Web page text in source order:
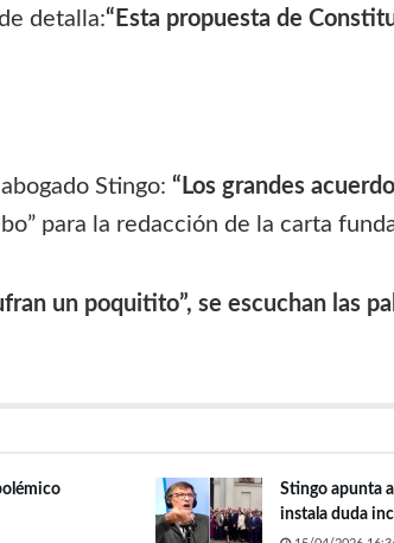
detalla:“Esta propuesta de
Stingo: “Los grandes
para la redacción de la carta
un poquitito”, se escuchan las
Stingo apunta
instala duda